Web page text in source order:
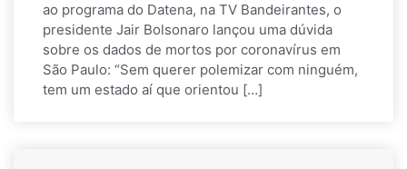
ao programa do Datena, na TV Bandeirantes, o
presidente Jair Bolsonaro lançou uma dúvida
sobre os dados de mortos por coronavírus em
São Paulo: “Sem querer polemizar com ninguém,
tem um estado aí que orientou […]